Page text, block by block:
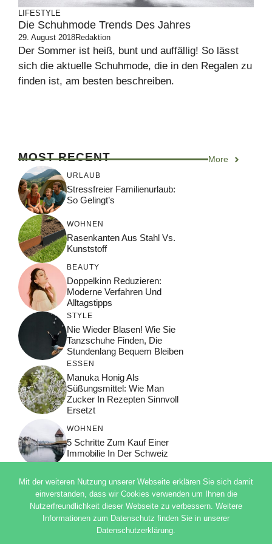
LIFESTYLE
Die Schuhmode Trends Des Jahres
29. August 2018Redaktion
Der Sommer ist heiß, bunt und auffällig! So lässt
sich die aktuelle Schuhmode, die in den Regalen zu
finden ist, am besten beschreiben.
MOST RECENT More
URLAUB
Stressfreier Familienurlaub:
So Gelingt’s
WOHNEN
Rasenkanten Aus Stahl Vs.
Kunststoff
BEAUTY
Doppelkinn Reduzieren:
Moderne Verfahren Und
Alltagstipps
STYLE
Nie Wieder Blasen! Wie Sie
Tanzschuhe Finden, Die
Stundenlang Bequem Bleiben
ESSEN
Manuka Honig Als
Süßungsmittel: Wie Man
Zucker In Rezepten Sinnvoll
Ersetzt
WOHNEN
5 Schritte Zum Kauf Einer
Immobilie In Der Schweiz
© 2026 ADSIMPLE
DATENSCHUTZERKLÄRUNG
Mit der weiteren Nutzung unserer Webseite erklären Sie sich damit
einverstanden, dass wir Cookies verwenden um Ihnen die
Nutzerfreundlichkeit dieser Webseite zu verbessern. Weitere
Informationen zum Datenschutz finden Sie in unserer
Datenschutzerklärung.